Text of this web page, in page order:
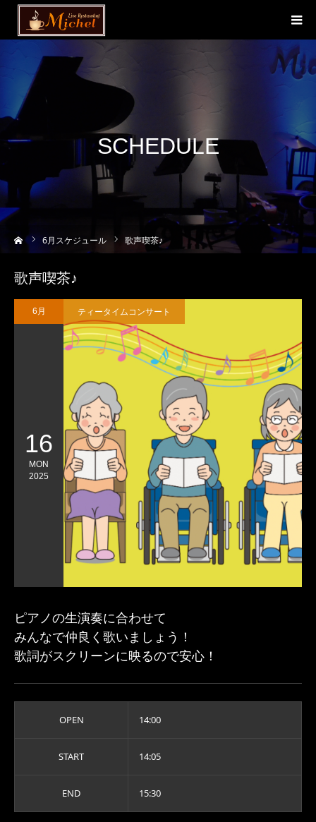
SCHEDULE
6月スケジュール 歌声喫茶♪
歌声喫茶♪
6月
16
MON
2025
ティータイムコンサート
ピアノの生演奏に合わせて
みんなで仲良く歌いましょう！
歌詞がスクリーンに映るので安心！
OPEN 14:00
START 14:05
END 15:30